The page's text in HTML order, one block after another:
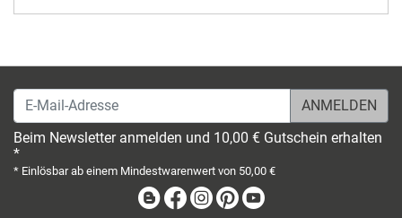
E-Mail-Adresse
Beim Newsletter anmelden und 10,00 € Gutschein erhalten
*
* Einlösbar ab einem Mindestwarenwert von 50,00 €
BlogFacebook
Instagram
Pinterest